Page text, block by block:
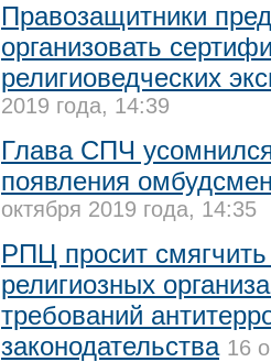
Правозащитники
организовать
религиоведческих
2019 года, 14:39
Глава СПЧ
появления
октября 2019 года, 14:35
РПЦ просит смягчить
религиозных
требований
законодательства 16